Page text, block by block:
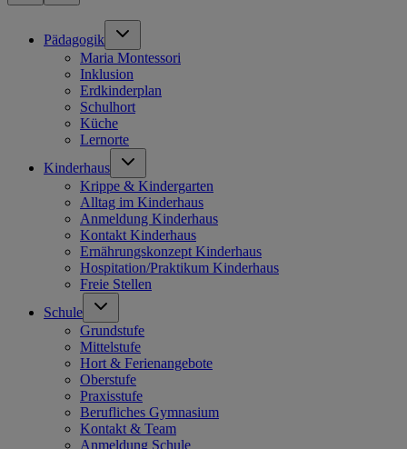
Pädagogik
Maria Montessori
Inklusion
Erdkinderplan
Schulhort
Küche
Lernorte
Kinderhaus
Krippe & Kindergarten
Alltag im Kinderhaus
Anmeldung Kinderhaus
Kontakt Kinderhaus
Ernährungskonzept Kinderhaus
Hospitation/Praktikum Kinderhaus
Freie Stellen
Schule
Grundstufe
Mittelstufe
Hort & Ferienangebote
Oberstufe
Praxisstufe
Berufliches Gymnasium
Kontakt & Team
Anmeldung Schule